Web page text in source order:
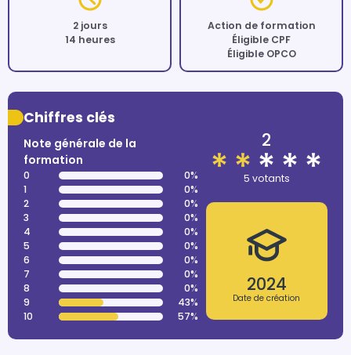
2 jours
14 heures
Action de formation
Éligible CPF
Éligible OPCO
Chiffres clés
Note générale de la
formation
0
0%
1
0%
2
0%
3
0%
4
0%
5
0%
6
0%
7
0%
8
0%
9
43%
10
57%
2
5 votants
2024
Date de création